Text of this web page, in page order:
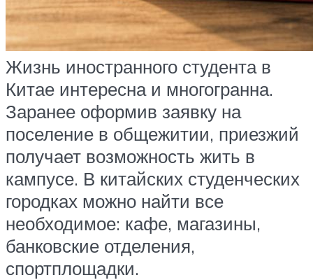
Жизнь иностранного студента в
Китае интересна и многогранна.
Заранее оформив заявку на
поселение в общежитии, приезжий
получает возможность жить в
кампусе. В китайских студенческих
городках можно найти все
необходимое: кафе, магазины,
банковские отделения,
спортплощадки.